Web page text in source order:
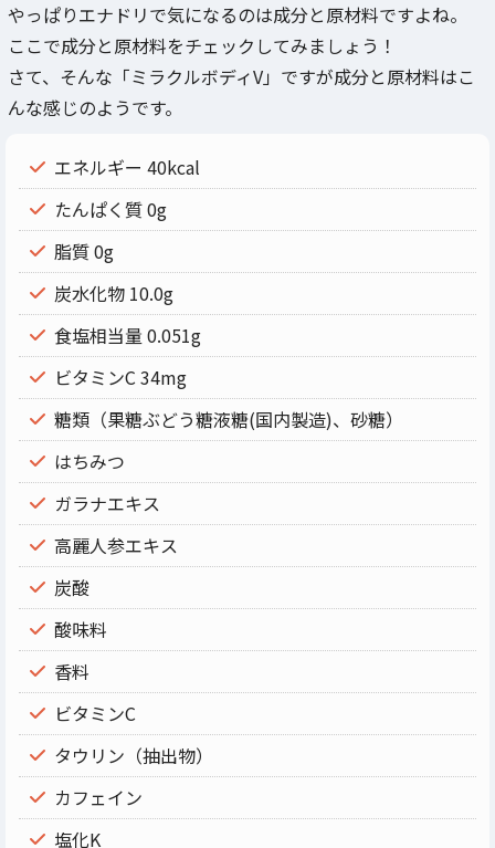
やっぱりエナドリで気になるのは成分と原材料ですよね。
ここで成分と原材料をチェックしてみましょう！
さて、そんな「ミラクルボディV」ですが成分と原材料はこ
んな感じのようです。
エネルギー 40kcal
たんぱく質 0g
脂質 0g
炭水化物 10.0g
食塩相当量 0.051g
ビタミンC 34mg
糖類（果糖ぶどう糖液糖(国内製造)、砂糖）
はちみつ
ガラナエキス
高麗人参エキス
炭酸
酸味料
香料
ビタミンC
タウリン（抽出物）
カフェイン
塩化K